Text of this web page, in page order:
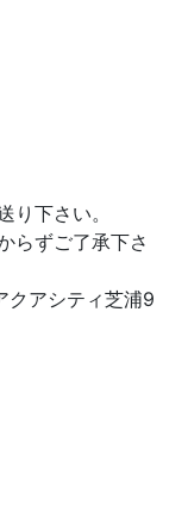
り下さい。
らずご了承下さ
アシティ芝浦9